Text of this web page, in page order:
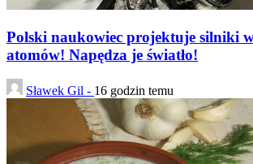
Polski naukowiec projektuje silniki
atomów! Napędza je światło!
Sławek Gil - 16 godzin temu